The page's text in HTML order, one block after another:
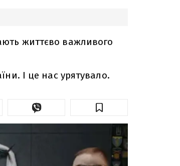
життєво важливого
І це нас урятувало.